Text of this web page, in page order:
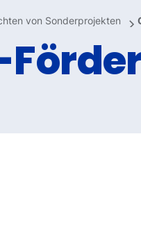
von Sonderprojekten